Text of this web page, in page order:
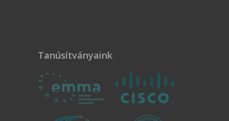
Tanúsítványaink